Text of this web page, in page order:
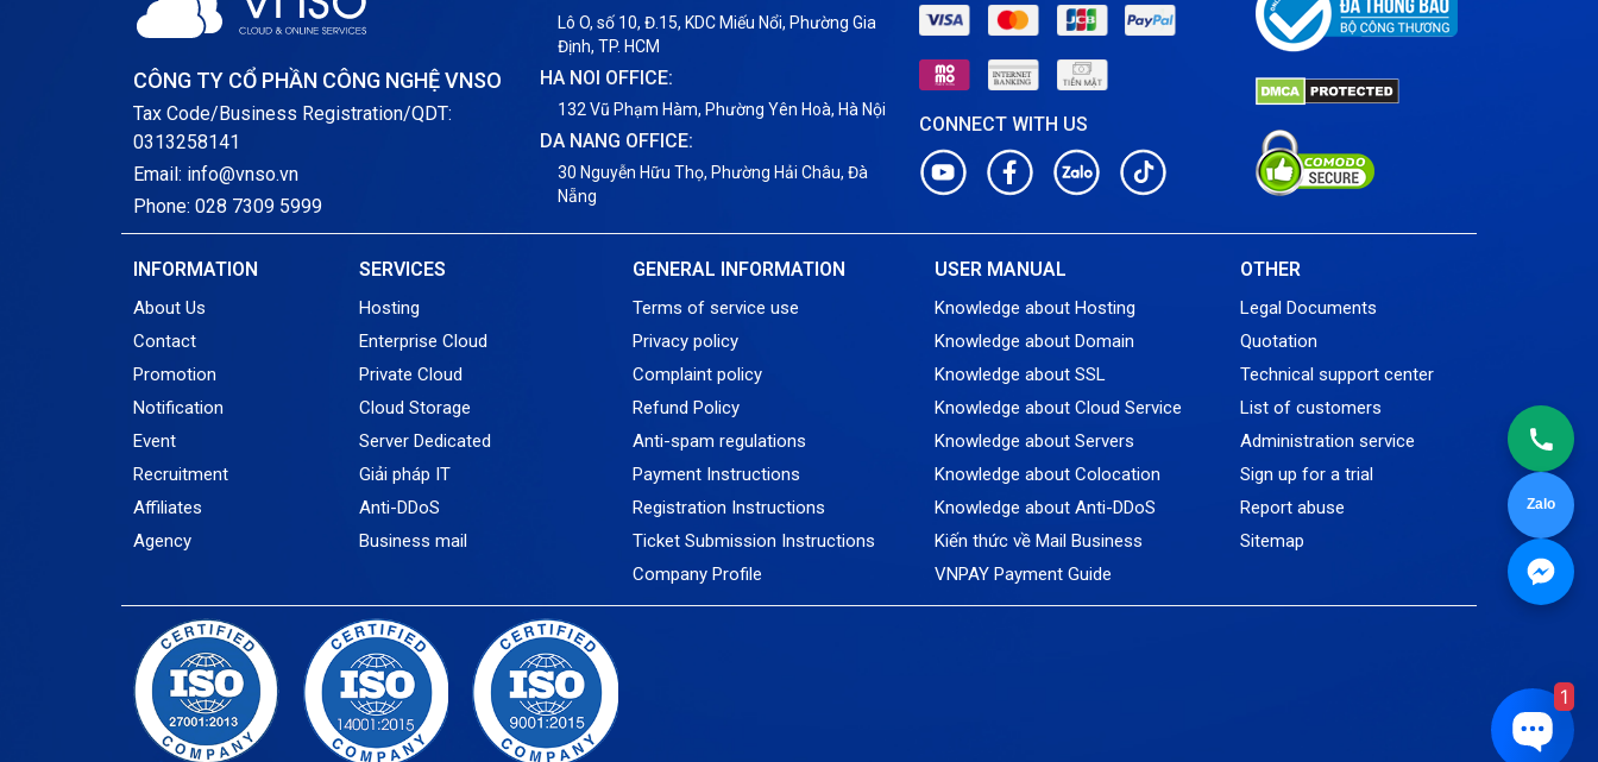
Zalo
Notification
Thông tin chung
Thuê Chỗ Đặt Server
Tin tức
CÔNG TY CỔ PHẦN CÔNG NGHỆ VNSO
Tax Code/Business Registration/QDT:
0313258141
Email: info@vnso.vn
Phone: 028 7309 5999
Lô O, số 10, Đ.15, KDC Miếu Nổi, Phường Gia
Định, TP. HCM
HA NOI OFFICE:
132 Vũ Phạm Hàm, Phường Yên Hoà, Hà Nội
DA NANG OFFICE:
30 Nguyễn Hữu Thọ, Phường Hải Châu, Đà
Nẵng
CONNECT WITH US
INFORMATION
About Us
Contact
Promotion
Notification
Event
Recruitment
Affiliates
Agency
SERVICES
Hosting
Enterprise Cloud
Private Cloud
Cloud Storage
Server Dedicated
Giải pháp IT
Anti-DDoS
Business mail
GENERAL INFORMATION
Terms of service use
Privacy policy
Complaint policy
Refund Policy
Anti-spam regulations
Payment Instructions
Registration Instructions
Ticket Submission Instructions
Company Profile
USER MANUAL
Knowledge about Hosting
Knowledge about Domain
Knowledge about SSL
Knowledge about Cloud Service
Knowledge about Servers
Knowledge about Colocation
Knowledge about Anti-DDoS
Kiến thức về Mail Business
VNPAY Payment Guide
OTHER
Legal Documents
Quotation
Technical support center
List of customers
Administration service
Sign up for a trial
Report abuse
Sitemap
1